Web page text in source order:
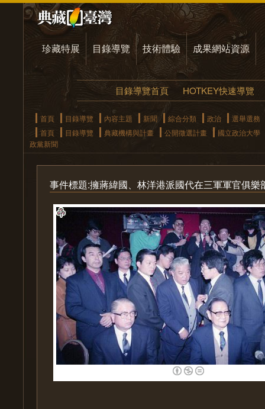
珍藏特展 目錄導覽 技術體驗 成果網站資源
目錄導覽首頁 HOTKEY快速導覽
首頁 目錄導覽 內容主題 新聞 綜合分類 政治
選舉選務
首頁
目錄導覽 典藏機構與計畫 公開徵選計畫
國立政治大學
政黨新聞
事件標題:擁蔣緯國、林洋港派國代在三軍軍官俱樂